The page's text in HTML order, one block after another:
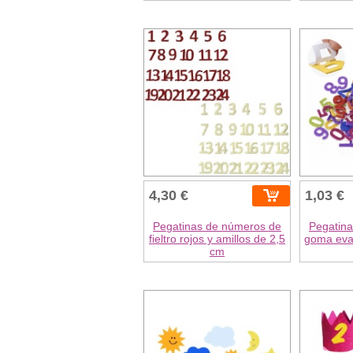
4,30 €
Pegatinas de números de
fieltro rojos y amillos de 2,5
cm
1,03 €
goma